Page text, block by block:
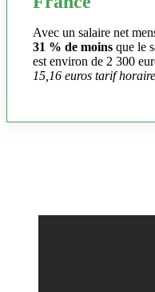
Avec un salaire net
31 % de moins que le
est environ de 2 300
15,16 euros tarif horaire